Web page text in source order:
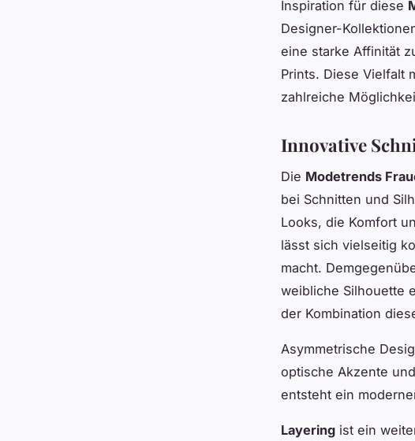
Inspiration für diese
Designer-
eine starke Affinität
Prints. Diese Vielfalt
zahlreiche
Innovative
Die Modetrends
bei Schnitten und
Looks, die Komfort
lässt sich vielseitig
macht.
weibliche Silhouette
der Kombination
Asymmetrische
optische Akzente
entsteht ein
Layering ist ein